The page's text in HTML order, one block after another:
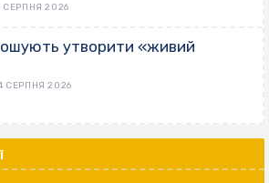
СЕРПНЯ 2026
утворити «живий
СЕРПНЯ 2026